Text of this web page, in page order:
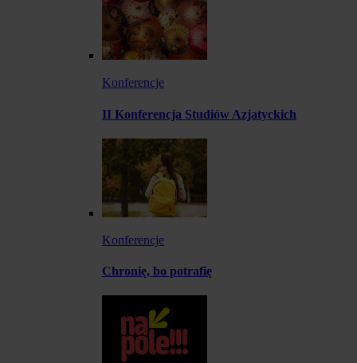
Konferencje
II Konferencja Studiów Azjatyckich
Konferencje
Chronię, bo potrafię